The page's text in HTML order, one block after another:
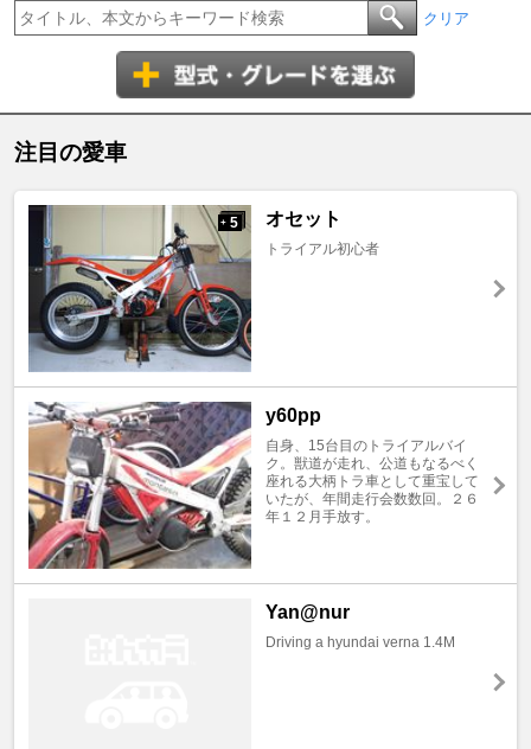
クリア
注目の愛車
+ 5 オセット
トライアル初心者
y60pp
自身、15台目のトライアルバイ
ク。獣道が走れ、公道もなるべく
座れる大柄トラ車として重宝して
いたが、年間走行会数数回。２６
年１２月手放す。
Yan@nur
Driving a hyundai verna 1.4M